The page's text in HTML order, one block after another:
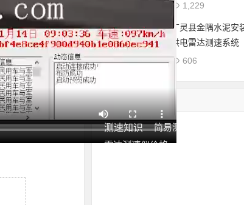
1,229
广灵县金隅水泥安
供电雷达测速系统
606
信息分类
测速知识 简易测速
雷达测速仪价格